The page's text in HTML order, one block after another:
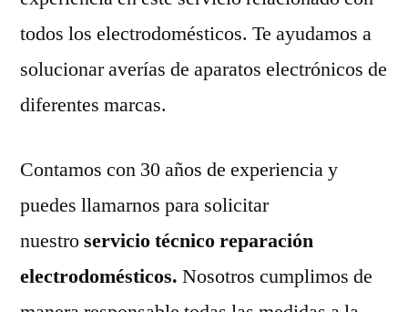
todos los electrodomésticos. Te ayudamos a
solucionar averías de aparatos electrónicos de
diferentes marcas.
Contamos con 30 años de experiencia y
puedes llamarnos para solicitar
nuestroservicio técnico reparación
electrodomésticos. Nosotros cumplimos de